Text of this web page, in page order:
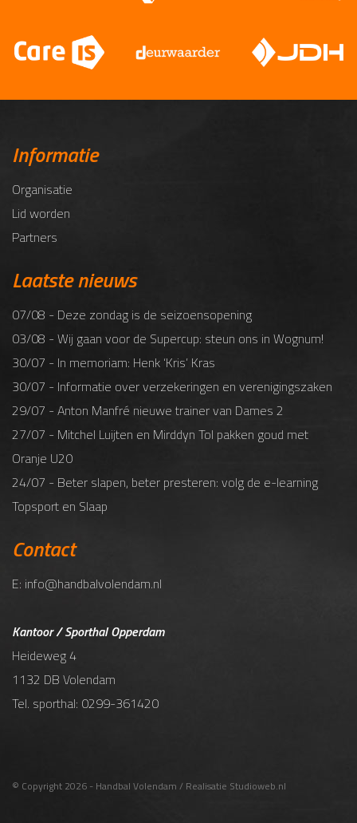
Informatie
Organisatie
Lid worden
Partners
Laatste nieuws
07/08 - Deze zondag is de seizoensopening
03/08 - Wij gaan voor de Supercup: steun ons in Wognum!
30/07 - In memoriam: Henk ‘Kris’ Kras
30/07 - Informatie over verzekeringen en verenigingszaken
29/07 - Anton Manfré nieuwe trainer van Dames 2
27/07 - Mitchel Luijten en Mirddyn Tol pakken goud met
Oranje U20
24/07 - Beter slapen, beter presteren: volg de e-learning
Topsport en Slaap
Contact
E: info@handbalvolendam.nl
Kantoor / Sporthal Opperdam
Heideweg 4
1132 DB Volendam
Tel. sporthal: 0299-361420
© Copyright 2026 - Handbal Volendam / Realisatie Studioweb.nl